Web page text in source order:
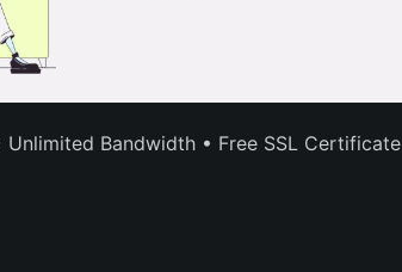
Unlimited Bandwidth • Free SSL Certificate